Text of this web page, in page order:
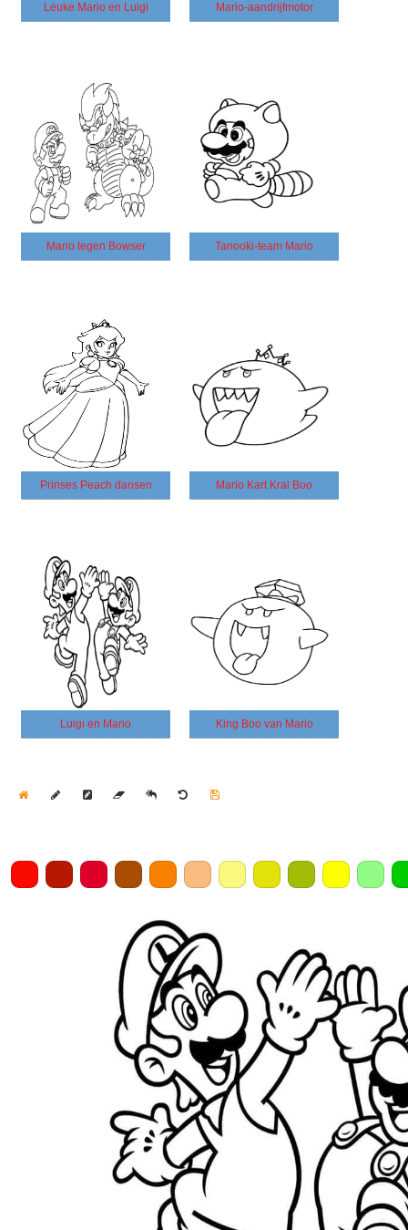
Leuke Mario en Luigi Mario-aandrijfmotor
Mario tegen Bowser Tanooki-team Mario
Prinses Peach dansen Mario Kart Kral Boo
Luigi en Mario King Boo van Mario